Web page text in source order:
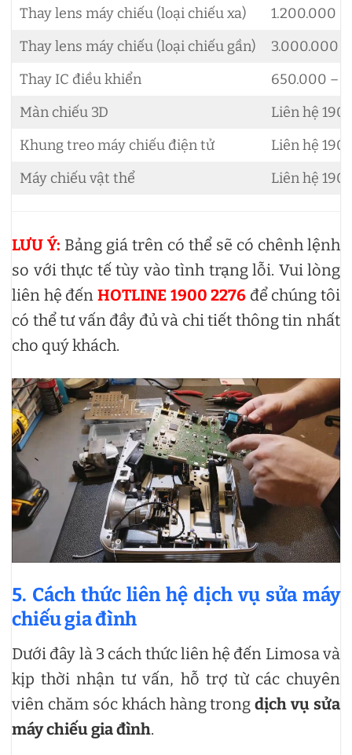
Thay lens máy chiếu (loại chiếu xa)
1.200.000
Thay lens máy chiếu (loại chiếu gần)
3.000.000
Thay IC điều khiển
650.000 –
Màn chiếu 3D
Liên hệ
Khung treo máy chiếu điện tử
Liên hệ
Máy chiếu vật thể
Liên hệ
LƯU Ý: Bảng giá trên có thể sẽ có chênh lệnh
so với thực tế tùy vào tình trạng lỗi. Vui lòng
liên hệ đến HOTLINE 1900 2276 để chúng tôi
có thể tư vấn đầy đủ và chi tiết thông tin nhất
cho quý khách.
5. Cách thức liên hệ dịch vụ sửa máy
chiếu gia đình
Dưới đây là 3 cách thức liên hệ đến Limosa và
kịp thời nhận tư vấn, hỗ trợ từ các chuyên
viên chăm sóc khách hàng trongdịch vụ sửa
máy chiếu gia đình.